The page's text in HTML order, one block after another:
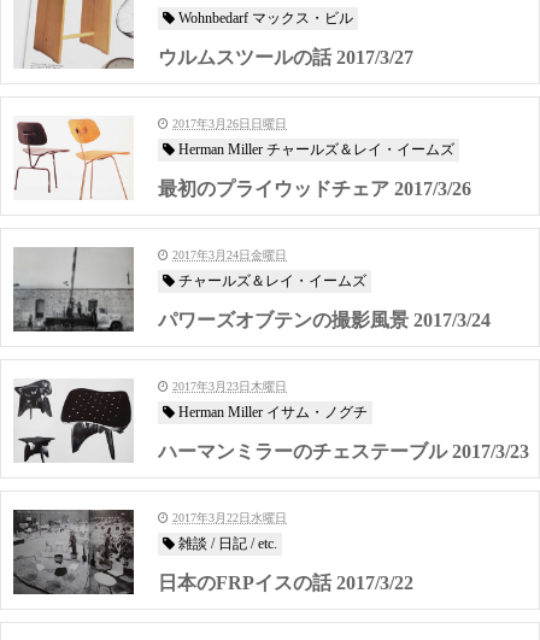
Wohnbedarf マックス・ビル
ウルムスツールの話 2017/3/27
2017年3月26日日曜日
Herman Miller チャールズ＆レイ・イームズ
最初のプライウッドチェア 2017/3/26
2017年3月24日金曜日
チャールズ＆レイ・イームズ
パワーズオブテンの撮影風景 2017/3/24
2017年3月23日木曜日
Herman Miller イサム・ノグチ
ハーマンミラーのチェステーブル 2017/3/23
2017年3月22日水曜日
雑談 / 日記 / etc.
日本のFRPイスの話 2017/3/22